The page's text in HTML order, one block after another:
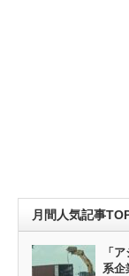
月間人気記事
「
系企